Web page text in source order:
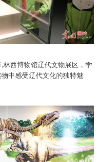
西博物馆辽代文物展区，学
中感受辽代文化的独特魅